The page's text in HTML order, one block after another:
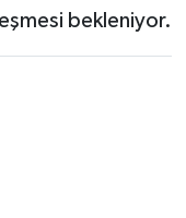
bekleniyor.